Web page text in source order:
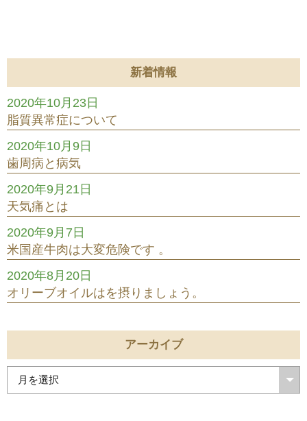
新着情報
脂質異常症について
2020年10月23日
歯周病と病気
2020年10月9日
天気痛とは
2020年9月21日
米国産牛肉は大変危険です 。
2020年9月7日
オリーブオイルはを摂りましょう。
2020年8月20日
アーカイブ